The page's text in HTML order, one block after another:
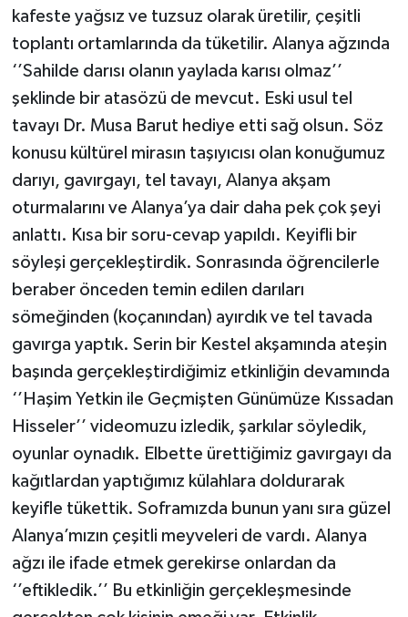
kafeste yağsız ve tuzsuz olarak üretilir, çeşitli
toplantı ortamlarında da tüketilir. Alanya ağzında
‘’Sahilde darısı olanın yaylada karısı olmaz’’
şeklinde bir atasözü de mevcut. Eski usul tel
tavayı Dr. Musa Barut hediye etti sağ olsun. Söz
konusu kültürel mirasın taşıyıcısı olan konuğumuz
darıyı, gavırgayı, tel tavayı, Alanya akşam
oturmalarını ve Alanya’ya dair daha pek çok şeyi
anlattı. Kısa bir soru-cevap yapıldı. Keyifli bir
söyleşi gerçekleştirdik. Sonrasında öğrencilerle
beraber önceden temin edilen darıları
sömeğinden (koçanından) ayırdık ve tel tavada
gavırga yaptık. Serin bir Kestel akşamında ateşin
başında gerçekleştirdiğimiz etkinliğin devamında
‘’Haşim Yetkin ile Geçmişten Günümüze Kıssadan
Hisseler’’ videomuzu izledik, şarkılar söyledik,
oyunlar oynadık. Elbette ürettiğimiz gavırgayı da
kağıtlardan yaptığımız külahlara doldurarak
keyifle tükettik. Soframızda bunun yanı sıra güzel
Alanya’mızın çeşitli meyveleri de vardı. Alanya
ağzı ile ifade etmek gerekirse onlardan da
‘’eftikledik.’’ Bu etkinliğin gerçekleşmesinde